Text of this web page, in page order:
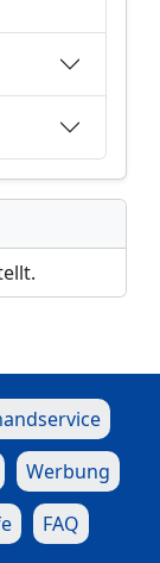
Werbung
FAQ